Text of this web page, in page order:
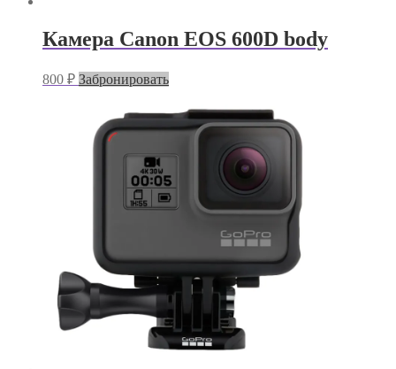
Камера Canon EOS 600D body
800 ₽ Забронировать